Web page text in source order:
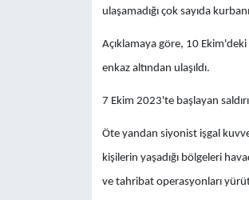
ulaşamadığı çok sayıda
Açıklamaya göre, 10 Ekim'deki
enkaz altından ulaşıldı.
7 Ekim 2023'te başlayan
Öte yandan siyonist işgal
kişilerin yaşadığı bölgeleri
ve tahribat operasyonları